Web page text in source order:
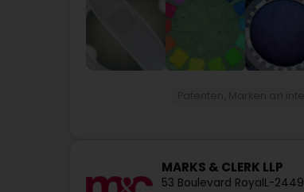
MARKS & CLERK LLP
53 Boulevard RoyalL-2449